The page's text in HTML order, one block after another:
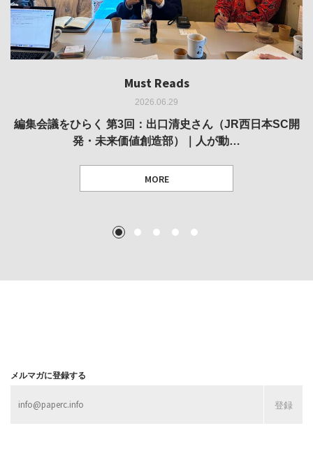
Must Reads
2026.06.29
編集会議をひらく 第3回：出口清史さん（JR西日本SC開
発・未来価値創造部）｜人が動…
MORE
Must Reads
2026.05.14
REVIEW｜果たして美術家・梅津庸一は、「大阪のゆかり
作家」となることができたのか…
Must Reads
2026.03.11
REPORT｜博覧会の残像
MORE
Must Reads
2026.02.25
REVIEW｜菊池聡太朗 個展「余りの風景」
MORE
Must Reads
2025.10.01
REVIEW｜生の存在証明としての線——「ライフライン」
展
1 2 3 4 5
メルマガに登録する